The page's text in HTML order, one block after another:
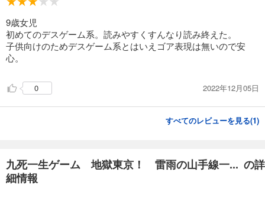
9歳女児
初めてのデスゲーム系。読みやすくすんなり読み終えた。
子供向けのためデスゲーム系とはいえゴア表現は無いので安
心。
0 2022年12月05日
すべてのレビューを見る(1)
九死一生ゲーム 地獄東京！ 雷雨の山手線一... の詳
細情報